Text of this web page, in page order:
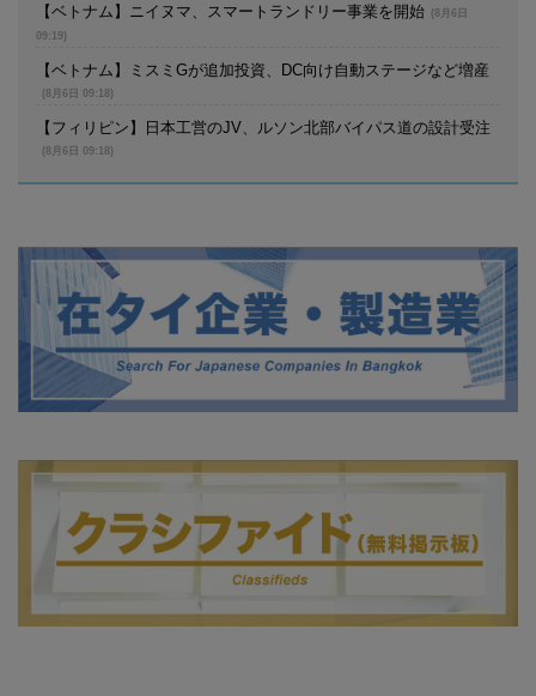
【ベトナム】ニイヌマ、スマートランドリー事業を開始
(8月6日
09:19)
【ベトナム】ミスミGが追加投資、DC向け自動ステージなど増産
(8月6日 09:18)
【フィリピン】日本工営のJV、ルソン北部バイパス道の設計受注
(8月6日 09:18)